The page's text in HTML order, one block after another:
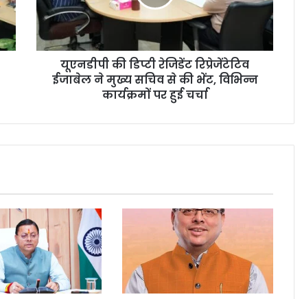
यूएनडीपी की डिप्टी रेजिडेंट रिप्रेजेंटेटिव
ईजाबेल ने मुख्य सचिव से की भेंट, विभिन्न
कार्यक्रमों पर हुई चर्चा